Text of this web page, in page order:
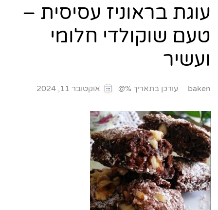
עוגת בראוניז עסיסית –
טעם שוקולדי חלומי
ועשיר
baken עודכן בתאריך %@ אוקטובר 11, 2024